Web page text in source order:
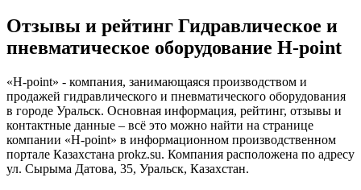
Отзывы и рейтинг Гидравлическое и
пневматическое оборудование H-point
«H-point» - компания, занимающаяся производством и
продажей гидравлического и пневматического оборудования
в городе Уральск. Основная информация, рейтинг, отзывы и
контактные данные – всё это можно найти на странице
компании «H-point» в информационном производственном
портале Казахстана prokz.su. Компания расположена по адресу
ул. Сырыма Датова, 35, Уральск, Казахстан.